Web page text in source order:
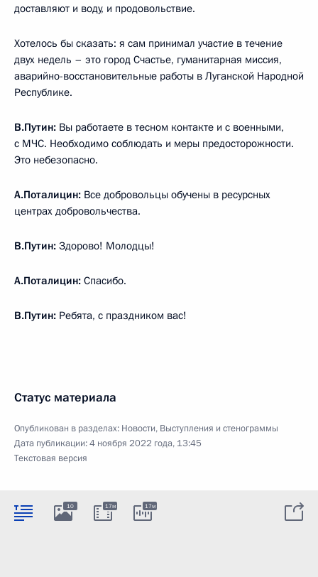
доставляют и воду, и продовольствие.
Хотелось бы сказать: я сам принимал участие в течение
двух недель – это город Счастье, гуманитарная миссия,
аварийно-восстановительные работы в Луганской Народной
Республике.
В.Путин: Вы работаете в тесном контакте и с военными,
с МЧС. Необходимо соблюдать и меры предосторожности.
Это небезопасно.
А.Поталицин: Все добровольцы обучены в ресурсных
центрах добровольчества.
В.Путин: Здорово! Молодцы!
А.Поталицин: Спасибо.
В.Путин: Ребята, с праздником вас!
Статус материала
Опубликован в разделах: Новости, Выступления и стенограммы
Дата публикации:4 ноября 2022 года, 13:45
Текстовая версия
10 17м 17м